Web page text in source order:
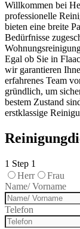
Willkommen bei
professionelle
bieten eine breite
Bedürfnisse
Egal ob Sie in
wir garantieren
erfahrenes Team
gründlich, um
bestem Zustand
erstklassige
1 Step 1
Herr
Frau
Name/ Vorname
Telefon